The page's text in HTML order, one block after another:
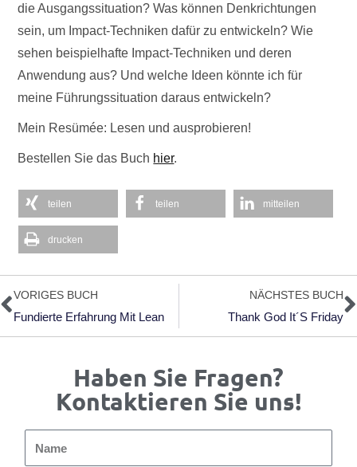
die Ausgangssituation? Was können Denkrichtungen
sein, um Impact-Techniken dafür zu entwickeln? Wie
sehen beispielhafte Impact-Techniken und deren
Anwendung aus? Und welche Ideen könnte ich für
meine Führungssituation daraus entwickeln?
Mein Resümée: Lesen und ausprobieren!
Bestellen Sie das Buch hier.
teilen teilen mitteilen
drucken
Zurück
VORIGES BUCH
Fundierte Erfahrung Mit Lean
NÄCHSTES BUCH
Thank God It´s Friday
Haben Sie Fragen?
Kontaktieren Sie uns!